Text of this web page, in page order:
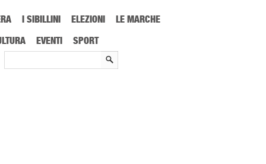
I SIBILLINI ELEZIONI
LE MARCHE
EVENTI SPORT